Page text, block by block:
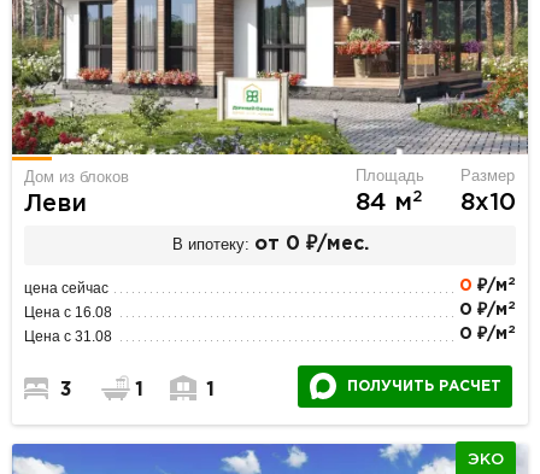
Дом из блоков
Леви
Площадь
84 м2
Размер
8х10
В ипотеку: от 0 ₽/мес.
цена сейчас 0 ₽/м 2
Цена с 16.08 0 ₽/м 2
Цена с 31.08 0 ₽/м 2
3 1 1 ПОЛУЧИТЬ РАСЧЕТ
ЭКО